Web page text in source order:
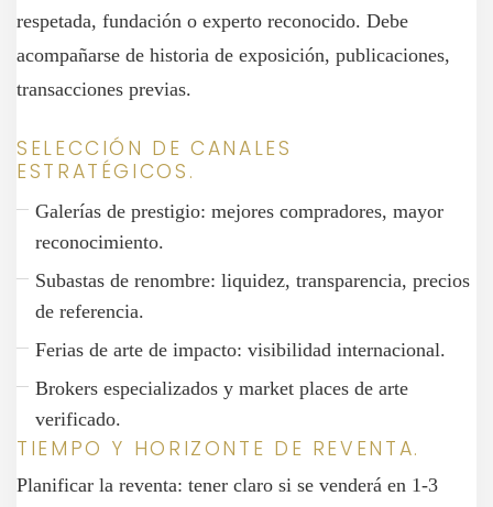
respetada, fundación o experto reconocido. Debe
acompañarse de historia de exposición, publicaciones,
transacciones previas.
SELECCIÓN DE CANALES
ESTRATÉGICOS.
Galerías de prestigio: mejores compradores, mayor
reconocimiento.
Subastas de renombre: liquidez, transparencia, precios
de referencia.
Ferias de arte de impacto: visibilidad internacional.
Brokers especializados y market places de arte
verificado.
TIEMPO Y HORIZONTE DE REVENTA.
Planificar la reventa: tener claro si se venderá en 1-3